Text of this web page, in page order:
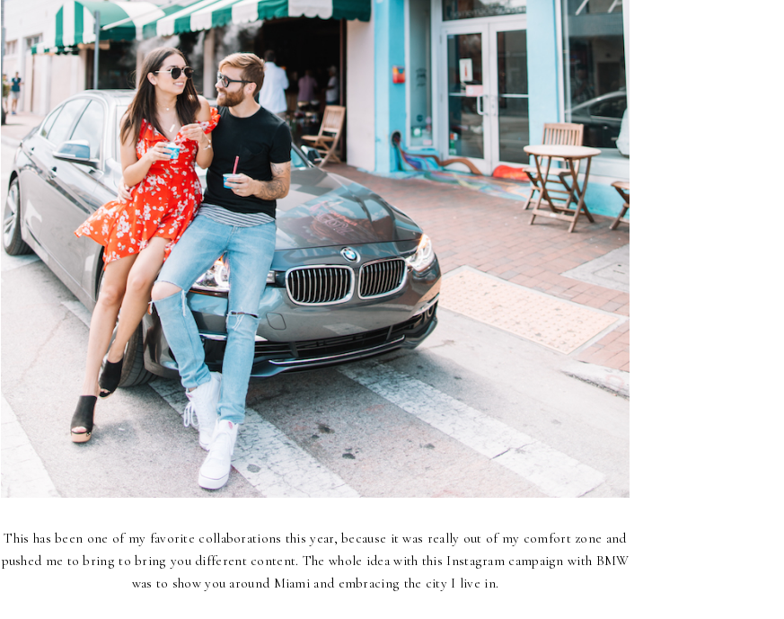
This has been one of my favorite collaborations this year, because it was really out of my comfort zone and
pushed me to bring to bring you different content. The whole idea with this Instagram campaign with BMW
was to show you around Miami and embracing the city I live in.